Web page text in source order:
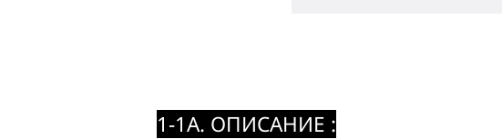
1-1A. ОПИСАНИЕ :